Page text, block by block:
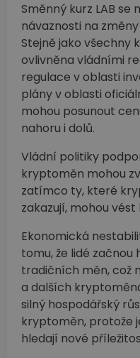
Směnný kurz LAB se
návaznosti na
Stejně jako všechny
ovlivněna vládními
regulace v oblasti
plány v oblasti
mohou posunout
nahoru i dolů.
Vládní politiky
kryptoměn mohou
zatímco ty, které
zakazují, mohou
Ekonomická
tomu, že lidé
tradičních měn, což
a dalších
silný hospodářský
kryptoměn, protože
hledají nové